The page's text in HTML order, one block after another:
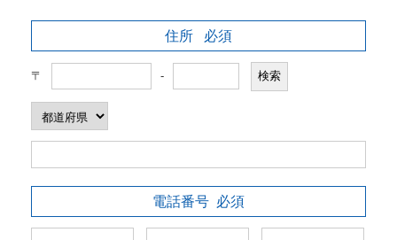
住所 必須
〒 -
電話番号 必須